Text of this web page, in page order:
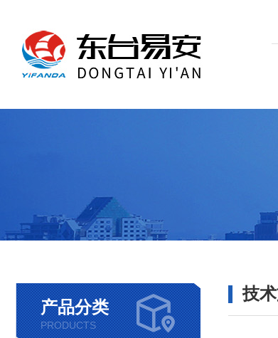
产品分类
PRODUCTS
技